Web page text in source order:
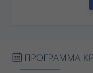
ΠΡΟΓΡΑΜΜΑ